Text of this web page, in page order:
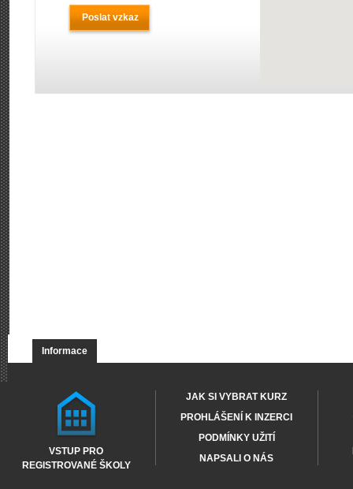
Poslat vzkaz
Informace
VSTUP PRO
REGISTROVANÉ ŠKOLY
JAK SI VYBRAT KURZ
PROHLÁŠENÍ K INZERCI
PODMÍNKY UŽITÍ
NAPSALI O NÁS